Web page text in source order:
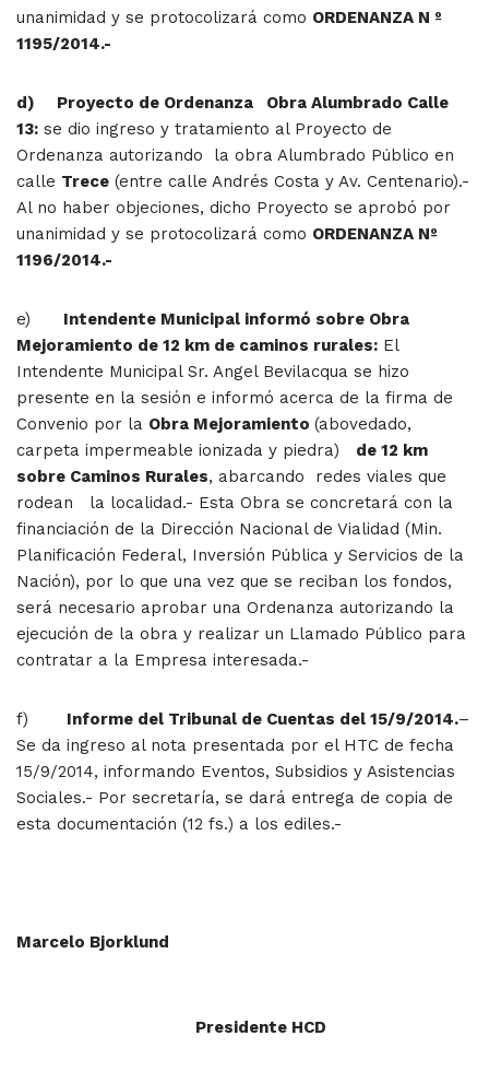
unanimidad y se protocolizará como ORDENANZA N º
1195/2014.-
d) Proyecto de Ordenanza Obra Alumbrado Calle
13: se dio ingreso y tratamiento al Proyecto de
Ordenanza autorizando la obra Alumbrado Público en
calle Trece (entre calle Andrés Costa y Av. Centenario).-
Al no haber objeciones, dicho Proyecto se aprobó por
unanimidad y se protocolizará como ORDENANZA Nº
1196/2014.-
e) Intendente Municipal informó sobre Obra
Mejoramiento de 12 km de caminos rurales: El
Intendente Municipal Sr. Angel Bevilacqua se hizo
presente en la sesión e informó acerca de la firma de
Convenio por la Obra Mejoramiento (abovedado,
carpeta impermeable ionizada y piedra) de 12 km
sobre Caminos Rurales, abarcando redes viales que
rodean la localidad.- Esta Obra se concretará con la
financiación de la Dirección Nacional de Vialidad (Min.
Planificación Federal, Inversión Pública y Servicios de la
Nación), por lo que una vez que se reciban los fondos,
será necesario aprobar una Ordenanza autorizando la
ejecución de la obra y realizar un Llamado Público para
contratar a la Empresa interesada.-
f) Informe del Tribunal de Cuentas del 15/9/2014.–
Se da ingreso al nota presentada por el HTC de fecha
15/9/2014, informando Eventos, Subsidios y Asistencias
Sociales.- Por secretaría, se dará entrega de copia de
esta documentación (12 fs.) a los ediles.-
Marcelo Bjorklund
Presidente HCD